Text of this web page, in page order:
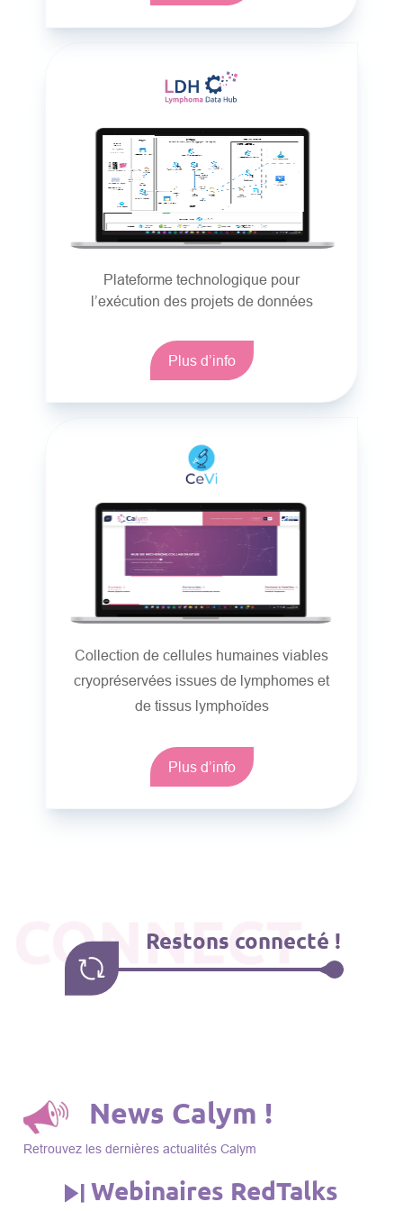
Plateforme technologique pour
l’exécution des projets de données
Plus d’info
Collection de cellules humaines viables
cryopréservées issues de lymphomes et
de tissus lymphoïdes
Plus d’info
CONNECT
Restons connecté !
News Calym !
Retrouvez les dernières actualités Calym
Webinaires RedTalks